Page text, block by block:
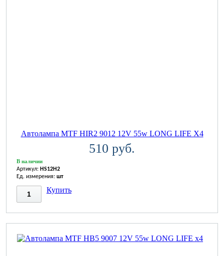
Автолампа MTF HIR2 9012 12V 55w LONG LIFE X4
510 руб.
В наличии
Артикул: HS12H2
Ед. измерения: шт
Купить